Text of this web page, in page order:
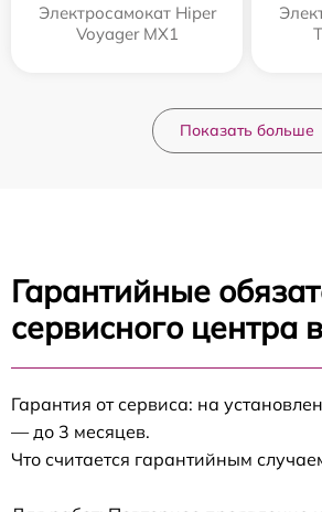
Электросамокат Hiper
Voyager MX1
Показать больше
Гарантийные
сервисного центра
Гарантия от сервиса: на
— до 3 месяцев.
Что считается гарантийным